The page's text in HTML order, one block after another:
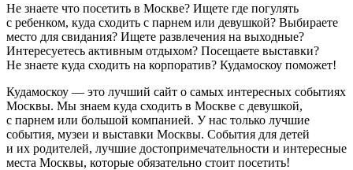
Не знаете что посетить в Москве? Ищете где погулять
с ребенком, куда сходить с парнем или девушкой? Выбираете
место для свидания? Ищете развлечения на выходные?
Интересуетесь активным отдыхом? Посещаете выставки?
Не знаете куда сходить на корпоратив? Кудамоскоу поможет!
Кудамоскоу — это лучший сайт о самых интересных событиях
Москвы. Мы знаем куда сходить в Москве с девушкой,
с парнем или большой компанией. У нас только лучшие
события, музеи и выставки Москвы. События для детей
и их родителей, лучшие достопримечательности и интересные
места Москвы, которые обязательно стоит посетить!